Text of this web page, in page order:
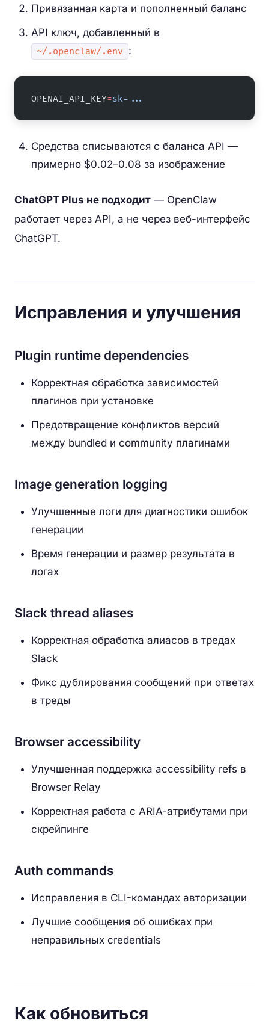
Привязанная карта и пополненный баланс
API ключ, добавленный в
~/.openclaw/.env :
OPENAI_API_KEY=sk-...
Средства списываются с баланса API —
примерно $0.02–0.08 за изображение
ChatGPT Plus не подходит — OpenClaw
работает через API, а не через веб-интерфейс
ChatGPT.
Исправления и улучшения
Plugin runtime dependencies
Корректная обработка зависимостей
плагинов при установке
Предотвращение конфликтов версий
между bundled и community плагинами
Image generation logging
Улучшенные логи для диагностики ошибок
генерации
Время генерации и размер результата в
логах
Slack thread aliases
Корректная обработка алиасов в тредах
Slack
Фикс дублирования сообщений при ответах
в треды
Browser accessibility
Улучшенная поддержка accessibility refs в
Browser Relay
Корректная работа с ARIA-атрибутами при
скрейпинге
Auth commands
Исправления в CLI-командах авторизации
Лучшие сообщения об ошибках при
неправильных credentials
Как обновиться